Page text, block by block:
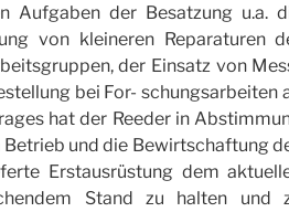
Aufgaben der Besatzung u.a.
von kleineren Reparaturen
der Einsatz von
bei For- schungsarbeiten
hat der Reeder in
und die Bewirtschaftung
Erstausrüstung dem
Stand zu halten und